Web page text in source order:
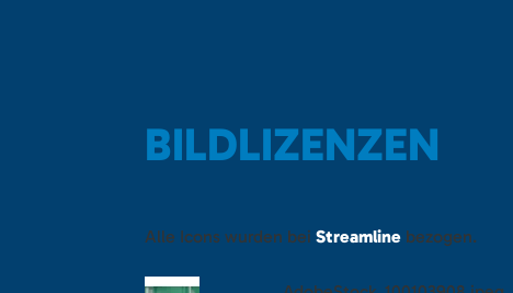
BILDLIZENZEN
Alle Icons wurden bei Streamline bezogen.